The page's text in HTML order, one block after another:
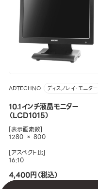
ADTECHNO ディスプレイ・モニター
10.1インチ液晶モニター
（LCD1015）
[表示画素数]
1280 × 800
[アスペクト比]
16:10
4,400円（税込）